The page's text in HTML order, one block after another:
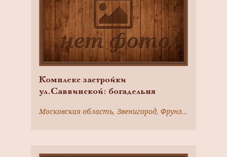
Комплекс застройки
ул.Саввинской: богадельня
Московская область, Звенигород, Фрунзе ул., 10